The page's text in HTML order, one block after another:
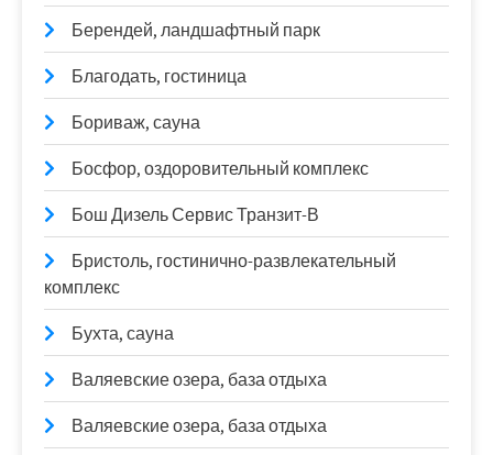
Берендей, ландшафтный парк
Благодать, гостиница
Бориваж, сауна
Босфор, оздоровительный комплекс
Бош Дизель Сервис Транзит-В
Бристоль, гостинично-развлекательный
комплекс
Бухта, сауна
Валяевские озера, база отдыха
Валяевские озера, база отдыха